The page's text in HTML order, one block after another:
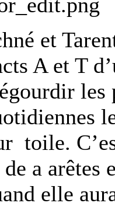
et
A et T
toile.
a arêtes
elle